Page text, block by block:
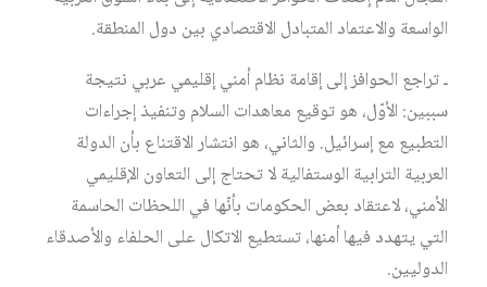
الواسعة والاعتماد المتبادل الاقتصادي بين دول المنطقة.
ـ تراجع الحوافز إلى إقامة نظام أمني إقليمي عربي نتيجة
سببين: الأوّل، هو توقيع معاهدات السلام وتنفيذ إجراءات
التطبيع مع إسرائيل. والثاني، هو انتشار الاقتناع بأن الدولة
العربية الترابية الوستفالية لا تحتاج إلى التعاون الإقليمي
الأمني، لاعتقاد بعض الحكومات بأنّها في اللحظات الحاسمة
التي يتهدد فيها أمنها، تستطيع الاتكال على الحلفاء والأصدقاء
الدوليين.